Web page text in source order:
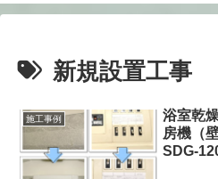
新規設置工事
施工事例
浴室乾
房機（
SDG-